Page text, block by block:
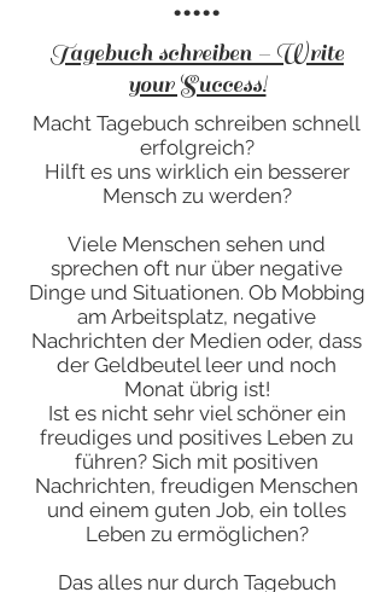
Tagebuch schreiben – Write
your Success!
Macht Tagebuch schreiben schnell
erfolgreich?
Hilft es uns wirklich ein besserer
Mensch zu werden?
Viele Menschen sehen und
sprechen oft nur über negative
Dinge und Situationen. Ob Mobbing
am Arbeitsplatz, negative
Nachrichten der Medien oder, dass
der Geldbeutel leer und noch
Monat übrig ist!
Ist es nicht sehr viel schöner ein
freudiges und positives Leben zu
führen? Sich mit positiven
Nachrichten, freudigen Menschen
und einem guten Job, ein tolles
Leben zu ermöglichen?
Das alles nur durch Tagebuch